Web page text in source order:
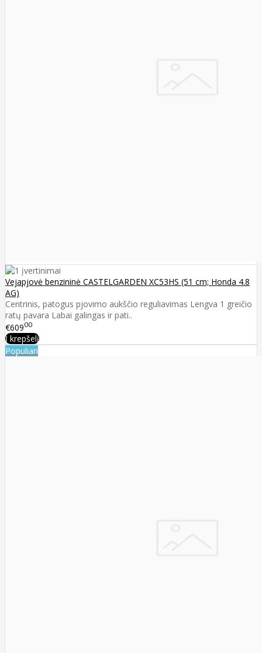
Vejapjovė benzininė CASTELGARDEN XC53HS (51 cm; Honda 4.8
AG)
Centrinis, patogus pjovimo aukščio reguliavimas Lengva 1 greičio
ratų pavara Labai galingas ir pati..
€60900
Į krepšelį
Populiari